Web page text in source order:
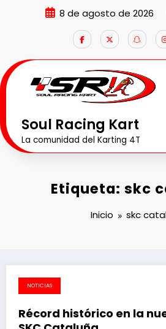
8 de agosto de 2026
Soul Racing Kart
La comunidad del Karting 4T
Etiqueta: skc
Inicio skc
1 de febrero de 2024
NOTICIAS
Récord histórico en la